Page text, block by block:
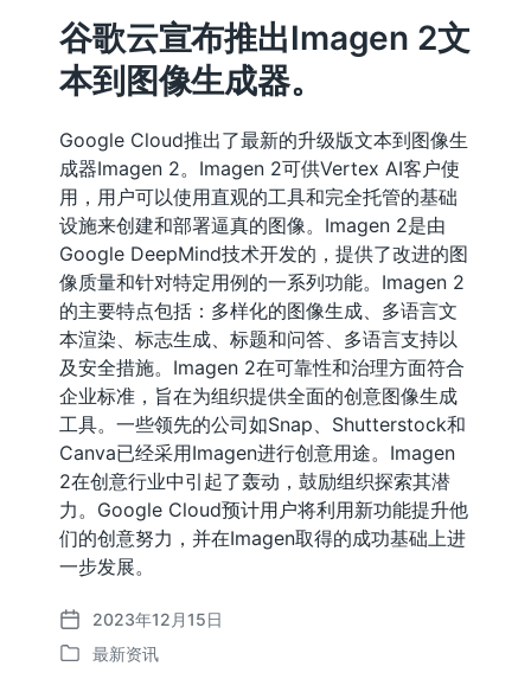
谷歌云宣布推出Imagen 2文
本到图像生成器。
Google Cloud推出了最新的升级版文本到图像生
成器Imagen 2。Imagen 2可供Vertex AI客户使
用，用户可以使用直观的工具和完全托管的基础
设施来创建和部署逼真的图像。Imagen 2是由
Google DeepMind技术开发的，提供了改进的图
像质量和针对特定用例的一系列功能。Imagen 2
的主要特点包括：多样化的图像生成、多语言文
本渲染、标志生成、标题和问答、多语言支持以
及安全措施。Imagen 2在可靠性和治理方面符合
企业标准，旨在为组织提供全面的创意图像生成
工具。一些领先的公司如Snap、Shutterstock和
Canva已经采用Imagen进行创意用途。Imagen
2在创意行业中引起了轰动，鼓励组织探索其潜
力。Google Cloud预计用户将利用新功能提升他
们的创意努力，并在Imagen取得的成功基础上进
一步发展。
发
布
2023年12月15日
发
最新资讯